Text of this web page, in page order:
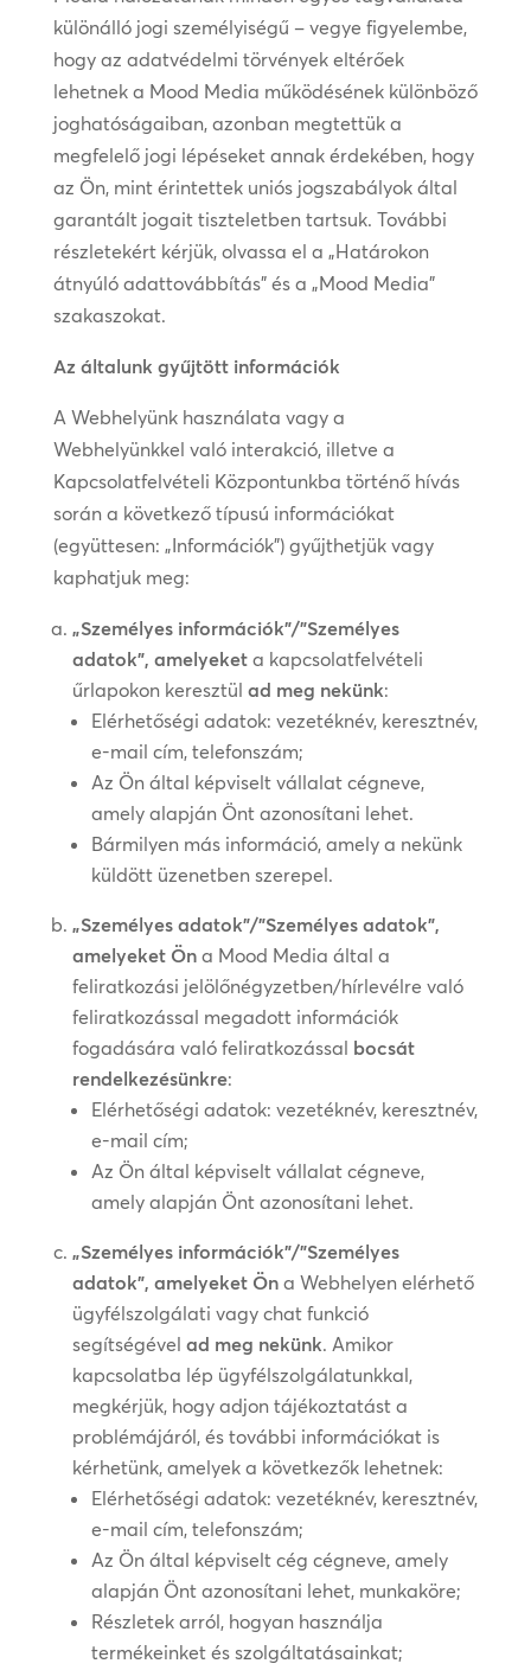
különálló jogi személyiségű – vegye figyelembe,
hogy az adatvédelmi törvények eltérőek
lehetnek a Mood Media működésének különböző
joghatóságaiban, azonban megtettük a
megfelelő jogi lépéseket annak érdekében, hogy
az Ön, mint érintettek uniós jogszabályok által
garantált jogait tiszteletben tartsuk. További
részletekért kérjük, olvassa el a „Határokon
átnyúló adattovábbítás” és a „Mood Media”
szakaszokat.
Az általunk gyűjtött információk
A Webhelyünk használata vagy a
Webhelyünkkel való interakció, illetve a
Kapcsolatfelvételi Központunkba történő hívás
során a következő típusú információkat
(együttesen: „Információk”) gyűjthetjük vagy
kaphatjuk meg:
„Személyes információk”/”Személyes
adatok”, amelyeketa kapcsolatfelvételi
űrlapokon keresztül ad meg nekünk:
Elérhetőségi adatok: vezetéknév, keresztnév,
e-mail cím, telefonszám;
Az Ön által képviselt vállalat cégneve,
amely alapján Önt azonosítani lehet.
Bármilyen más információ, amely a nekünk
küldött üzenetben szerepel.
„Személyes adatok”/”Személyes adatok”,
amelyeket Öna Mood Media által a
feliratkozási jelölőnégyzetben/hírlevélre való
feliratkozással megadott információk
fogadására való feliratkozással bocsát
rendelkezésünkre:
Elérhetőségi adatok: vezetéknév, keresztnév,
e-mail cím;
Az Ön által képviselt vállalat cégneve,
amely alapján Önt azonosítani lehet.
„Személyes információk”/”Személyes
adatok”, amelyeket Öna Webhelyen elérhető
ügyfélszolgálati vagy chat funkció
segítségével ad meg nekünk. Amikor
kapcsolatba lép ügyfélszolgálatunkkal,
megkérjük, hogy adjon tájékoztatást a
problémájáról, és további információkat is
kérhetünk, amelyek a következők lehetnek:
Elérhetőségi adatok: vezetéknév, keresztnév,
e-mail cím, telefonszám;
Az Ön által képviselt cég cégneve, amely
alapján Önt azonosítani lehet, munkaköre;
Részletek arról, hogyan használja
termékeinket és szolgáltatásainkat;